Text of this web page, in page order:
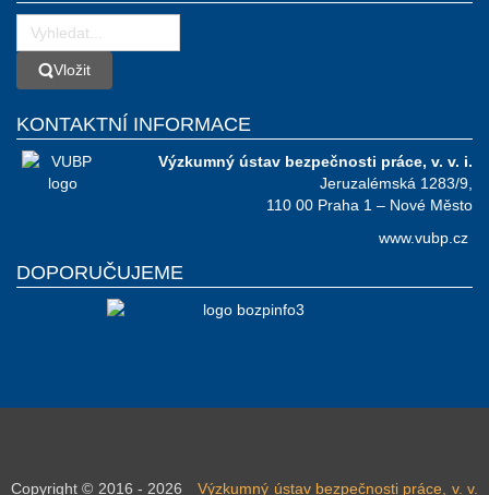
VložitVložit
KONTAKTNÍ INFORMACE
Výzkumný ústav bezpečnosti práce, v. v. i.
Jeruzalémská 1283/9,
110 00 Praha 1 – Nové Město
www.vubp.cz
DOPORUČUJEME
Copyright © 2016 - 2026
Výzkumný ústav bezpečnosti práce, v. v.